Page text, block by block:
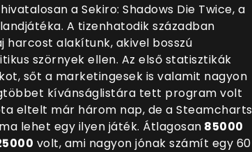
a Sekiro: Shadows Die Twice, a
A tizenhatodik században
alakítunk, akivel bosszú
szörnyek ellen. Az első statisztikák
sőt a marketingesek is valamit nagyon
kívánságlistára tett program volt
eltelt már három nap, de a Steamcharts
lehet egy ilyen játék. Átlagosan 85000
volt, ami nagyon jónak számít egy 60